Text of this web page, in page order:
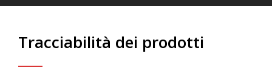
Tracciabilità dei prodotti